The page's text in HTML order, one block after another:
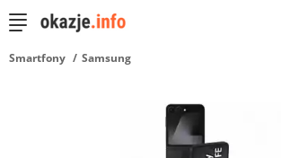
Smartfony Samsung